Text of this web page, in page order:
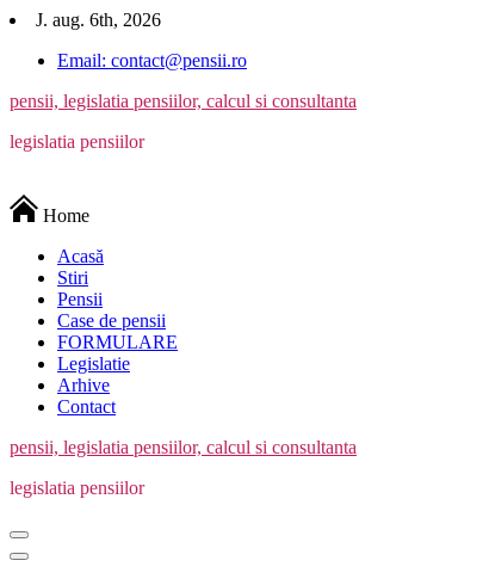
Skip
content
J. aug. 6th, 2026
Email: contact@pensii.ro
pensii, legislatia pensiilor, calcul si consultanta
legislatia pensiilor
Home
Acasă
Stiri
Pensii
Case de pensii
FORMULARE
Legislatie
Arhive
Contact
pensii, legislatia pensiilor, calcul si consultanta
legislatia pensiilor